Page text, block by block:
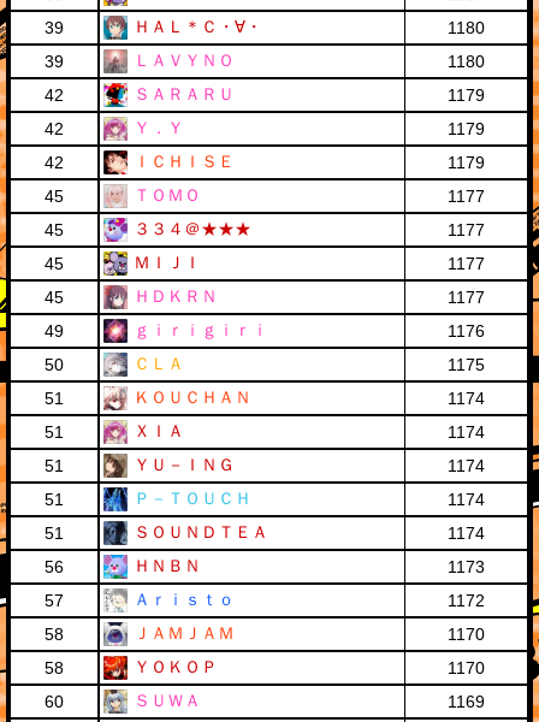
39
ＨＡＬ＊Ｃ・∀・
1180
39
ＬＡＶＹＮＯ
1180
42
ＳＡＲＡＲＵ
1179
42
Ｙ．Ｙ
1179
42
ＩＣＨＩＳＥ
1179
45
ＴＯＭＯ
1177
45
３３４＠★★★
1177
45
ＭＩＪＩ
1177
45
ＨＤＫＲＮ
1177
49
ｇｉｒｉｇｉｒｉ
1176
50
ＣＬＡ
1175
51
ＫＯＵＣＨＡＮ
1174
51
ＸＩＡ
1174
51
ＹＵ－ＩＮＧ
1174
51
Ｐ－ＴＯＵＣＨ
1174
51
ＳＯＵＮＤＴＥＡ
1174
56
ＨＮＢＮ
1173
57
Ａｒｉｓｔｏ
1172
58
ＪＡＭＪＡＭ
1170
58
ＹＯＫＯＰ
1170
60
ＳＵＷＡ
1169